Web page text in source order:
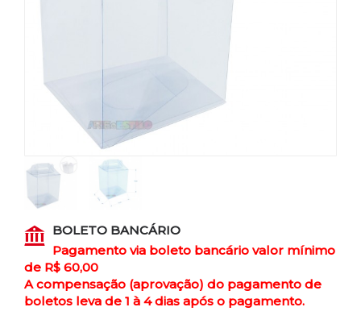
BOLETO BANCÁRIO
Pagamento via boleto bancário valor mínimo
de R$ 60,00
A compensação (aprovação) do pagamento de
boletos leva de 1 à 4 dias após o pagamento.